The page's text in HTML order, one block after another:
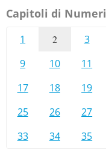
Capitoli di Numeri
1 2 3
9
10 11
17
18 19
25
26 27
33
34 35